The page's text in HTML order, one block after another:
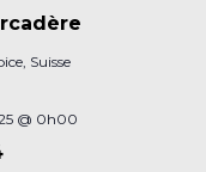
Suisse
@ 0h00